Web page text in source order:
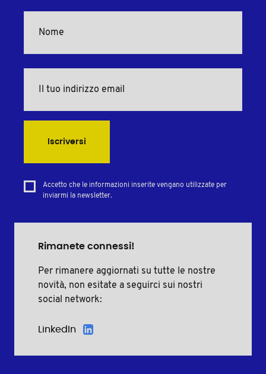
Iscriversi
Accetto che le informazioni inserite vengano utilizzate per
inviarmi la newsletter.
Rimanete connessi!
Per rimanere aggiornati su tutte le nostre
novità, non esitate a seguirci sui nostri
social network:
LinkedIn